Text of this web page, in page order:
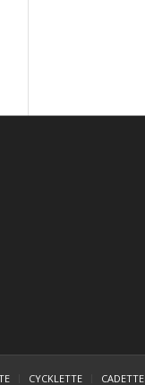
CYCKLETTE CADETTE